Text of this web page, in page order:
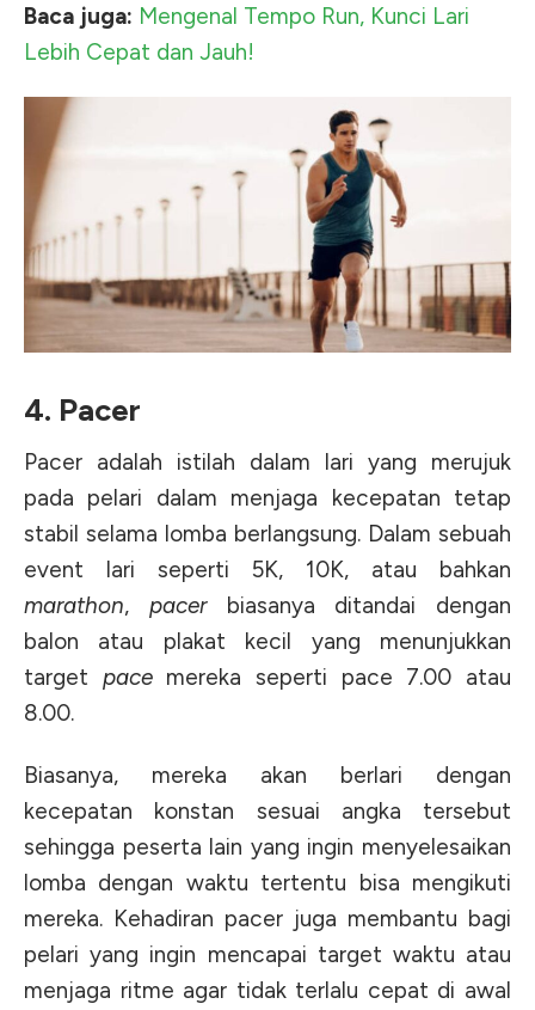
Baca juga: Mengenal Tempo Run, Kunci Lari
Lebih Cepat dan Jauh!
4. Pacer
Pacer adalah istilah dalam lari yang merujuk
pada pelari dalam menjaga kecepatan tetap
stabil selama lomba berlangsung. Dalam sebuah
event lari seperti 5K, 10K, atau bahkan
marathon, pacerbiasanya ditandai dengan
balon atau plakat kecil yang menunjukkan
target pacemereka seperti pace 7.00 atau
8.00.
Biasanya, mereka akan berlari dengan
kecepatan konstan sesuai angka tersebut
sehingga peserta lain yang ingin menyelesaikan
lomba dengan waktu tertentu bisa mengikuti
mereka. Kehadiran pacer juga membantu bagi
pelari yang ingin mencapai target waktu atau
menjaga ritme agar tidak terlalu cepat di awal